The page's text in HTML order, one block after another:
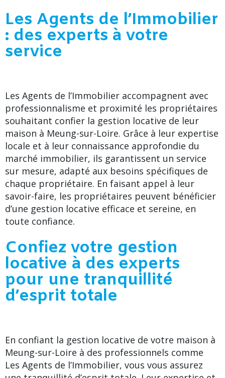
Les Agents de l’Immobilier
: des experts à votre
service
Les Agents de l’Immobilier accompagnent avec
professionnalisme et proximité les propriétaires
souhaitant confier la gestion locative de leur
maison à Meung-sur-Loire. Grâce à leur expertise
locale et à leur connaissance approfondie du
marché immobilier, ils garantissent un service
sur mesure, adapté aux besoins spécifiques de
chaque propriétaire. En faisant appel à leur
savoir-faire, les propriétaires peuvent bénéficier
d’une gestion locative efficace et sereine, en
toute confiance.
Confiez votre gestion
locative à des experts
pour une tranquillité
d’esprit totale
En confiant la gestion locative de votre maison à
Meung-sur-Loire à des professionnels comme
Les Agents de l’Immobilier, vous vous assurez